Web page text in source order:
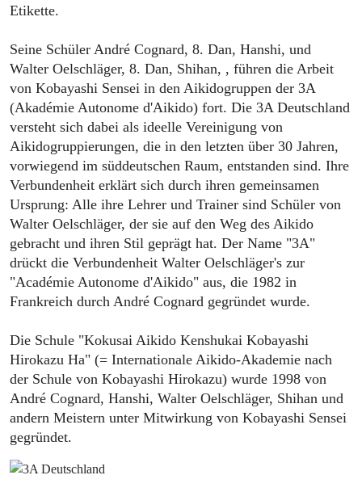
Etikette.
Seine Schüler André Cognard, 8. Dan, Hanshi, und
Walter Oelschläger, 8. Dan, Shihan, , führen die Arbeit
von Kobayashi Sensei in den Aikidogruppen der 3A
(Akadémie Autonome d'Aikido) fort. Die 3A Deutschland
versteht sich dabei als ideelle Vereinigung von
Aikidogruppierungen, die in den letzten über 30 Jahren,
vorwiegend im süddeutschen Raum, entstanden sind. Ihre
Verbundenheit erklärt sich durch ihren gemeinsamen
Ursprung: Alle ihre Lehrer und Trainer sind Schüler von
Walter Oelschläger, der sie auf den Weg des Aikido
gebracht und ihren Stil geprägt hat. Der Name "3A"
drückt die Verbundenheit Walter Oelschläger's zur
"Académie Autonome d'Aikido" aus, die 1982 in
Frankreich durch André Cognard gegründet wurde.
Die Schule "Kokusai Aikido Kenshukai Kobayashi
Hirokazu Ha" (= Internationale Aikido-Akademie nach
der Schule von Kobayashi Hirokazu) wurde 1998 von
André Cognard, Hanshi, Walter Oelschläger, Shihan und
andern Meistern unter Mitwirkung von Kobayashi Sensei
gegründet.